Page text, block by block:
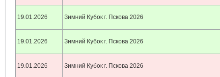
19.01.2026 Зимний Кубок г. Пскова 2026
19.01.2026 Зимний Кубок г. Пскова 2026
19.01.2026 Зимний Кубок г. Пскова 2026